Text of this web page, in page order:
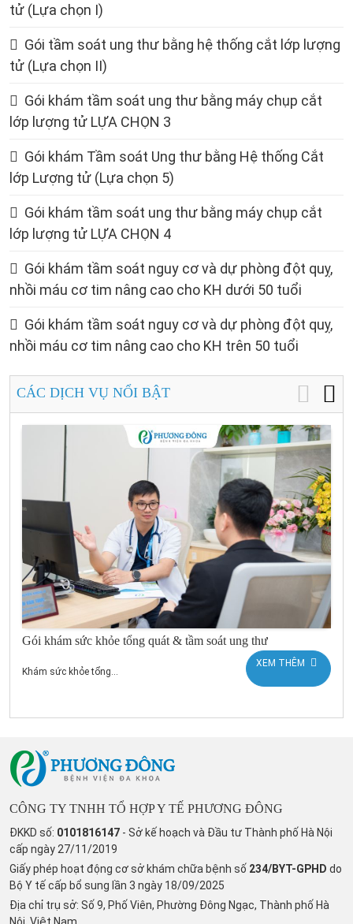
tử (Lựa chọn I)
Gói tầm soát ung thư bằng hệ thống cắt lớp lượng
tử (Lựa chọn II)
Gói khám tầm soát ung thư bằng máy chụp cắt
lớp lượng tử LỰA CHỌN 3
Gói khám Tầm soát Ung thư bằng Hệ thống Cắt
lớp Lượng tử (Lựa chọn 5)
Gói khám tầm soát ung thư bằng máy chụp cắt
lớp lượng tử LỰA CHỌN 4
Gói khám tầm soát nguy cơ và dự phòng đột quỵ,
nhồi máu cơ tim nâng cao cho KH dưới 50 tuổi
Gói khám tầm soát nguy cơ và dự phòng đột quỵ,
nhồi máu cơ tim nâng cao cho KH trên 50 tuổi
CÁC DỊCH VỤ NỔI BẬT
Gói khám sức khỏe tổng quát & tầm soát ung thư
Khám sức khỏe tổng...
XEM THÊM
CÔNG TY TNHH TỔ HỢP Y TẾ PHƯƠNG ĐÔNG
ĐKKD số: 0101816147 - Sở kế hoạch và Đầu tư Thành phố Hà Nội
cấp ngày 27/11/2019
Giấy phép hoạt động cơ sở khám chữa bệnh số 234/BYT-GPHD do
Bộ Y tế cấp bổ sung lần 3 ngày 18/09/2025
Địa chỉ trụ sở: Số 9, Phố Viên, Phường Đông Ngạc, Thành phố Hà